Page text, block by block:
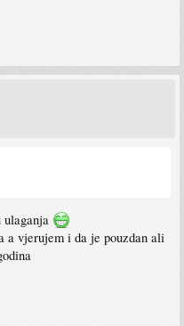
ulaganja
a vjerujem i da je pouzdan ali